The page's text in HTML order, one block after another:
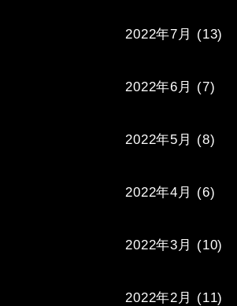
2022年7月 (13)
2022年6月 (7)
2022年5月 (8)
2022年4月 (6)
2022年3月 (10)
2022年2月 (11)